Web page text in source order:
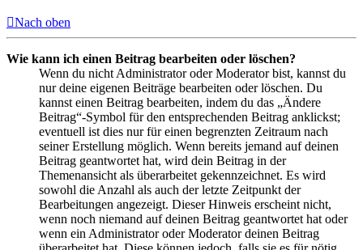
Nach oben
Wie kann ich einen Beitrag bearbeiten oder löschen?
Wenn du nicht Administrator oder Moderator bist, kannst du
nur deine eigenen Beiträge bearbeiten oder löschen. Du
kannst einen Beitrag bearbeiten, indem du das „Ändere
Beitrag“-Symbol für den entsprechenden Beitrag anklickst;
eventuell ist dies nur für einen begrenzten Zeitraum nach
seiner Erstellung möglich. Wenn bereits jemand auf deinen
Beitrag geantwortet hat, wird dein Beitrag in der
Themenansicht als überarbeitet gekennzeichnet. Es wird
sowohl die Anzahl als auch der letzte Zeitpunkt der
Bearbeitungen angezeigt. Dieser Hinweis erscheint nicht,
wenn noch niemand auf deinen Beitrag geantwortet hat oder
wenn ein Administrator oder Moderator deinen Beitrag